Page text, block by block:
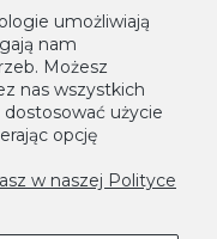
informacje o
się
umożliwiają
nam
Możesz
nas wszystkich
użycie
opcję
w naszej Polityce